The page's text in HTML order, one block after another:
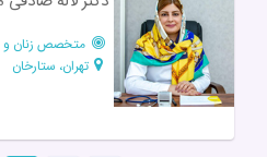
متخصص زنان و
تهران، ستارخان